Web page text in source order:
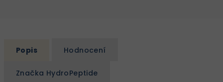
Popis Hodnocení
Značka HydroPeptide